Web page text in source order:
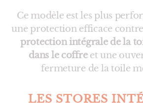
Ce modèle est les plus
une protection efficace
protection intégrale de la
dans le coffre et une
fermeture de la toile
LES STORES